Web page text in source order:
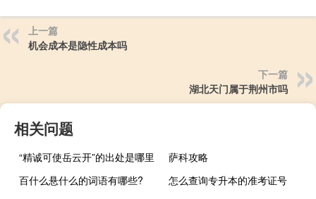
上一篇
机会成本是隐性成本吗
下一篇
湖北天门属于荆州市吗
相关问题
“精诚可使岳云开”的出处是哪里
萨科攻略
百什么悬什么的词语有哪些?
怎么查询专升本的准考证号